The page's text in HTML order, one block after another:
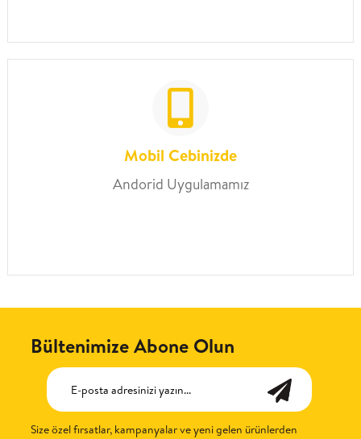
Mobil Cebinizde
Andorid Uygulamamız
Bültenimize Abone Olun
Size özel fırsatlar, kampanyalar ve yeni gelen ürünlerden